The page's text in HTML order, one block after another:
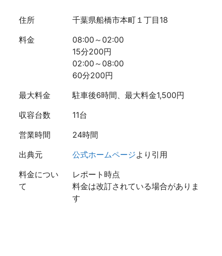
住所
千葉県船橋市本町１丁目18
料金
08:00～02:00
15分200円
02:00～08:00
60分200円
最大料金
駐車後6時間、最大料金1,500円
収容台数
11台
営業時間
24時間
出典元
公式ホームページより引用
料金につい
て
レポート時点
料金は改訂されている場合がありま
す